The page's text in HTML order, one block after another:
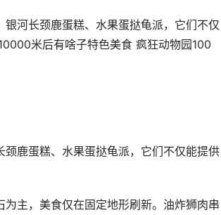
河长颈鹿蛋糕、水果蛋挞龟派，它们不仅
米后有啥子特色美食 疯狂动物园100
鹿蛋糕、水果蛋挞龟派，它们不仅能提供
主，美食仅在固定地形刷新。油炸狮肉串